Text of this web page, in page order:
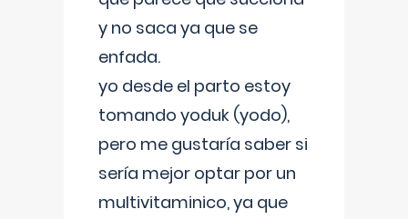
y no saca ya que se
enfada.
yo desde el parto estoy
tomando yoduk (yodo),
pero me gustaría saber si
sería mejor optar por un
multivitaminico, ya que